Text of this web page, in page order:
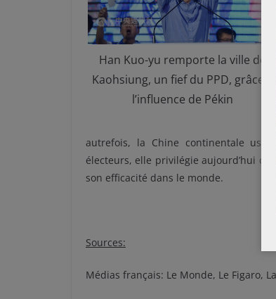
Han Kuo-yu remporte la ville de
Kaohsiung, un fief du PPD, grâce à
l’influence de Pékin
autrefois, la Chine continentale
électeurs, elle privilégie aujourd’hui
son efficacité dans le monde.
Sources:
Médias français: Le Monde, Le Figaro,